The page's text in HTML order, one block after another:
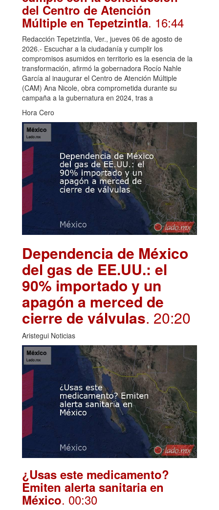
del Centro de Atención
Múltiple en Tepetzintla. 16:44
Redacción Tepetzintla, Ver., jueves 06 de agosto de
2026.- Escuchar a la ciudadanía y cumplir los
compromisos asumidos en territorio es la esencia de la
transformación, afirmó la gobernadora Rocío Nahle
García al inaugurar el Centro de Atención Múltiple
(CAM) Ana Nicole, obra comprometida durante su
campaña a la gubernatura en 2024, tras a
Hora Cero
Dependencia de México
del gas de EE.UU.: el
90% importado y un
apagón a merced de
cierre de válvulas. 20:20
Aristegui Noticias
¿Usas este medicamento?
Emiten alerta sanitaria en
México. 00:30